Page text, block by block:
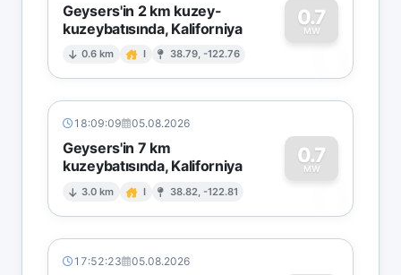
Geysers'in 2 km kuzey-
kuzeybatısında, Kaliforniya
0.6 km I 38.79, -122.76
0.7
MW
0
18:09:09 05.08.2026
Geysers'in 7 km
kuzeybatısında, Kaliforniya
3.0 km I 38.82, -122.81
0.7
MW
0
17:52:23 05.08.2026